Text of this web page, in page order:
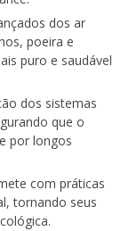
dos ar
poeira e
puro e saudável
dos sistemas
que o
por longos
com práticas
tornando seus